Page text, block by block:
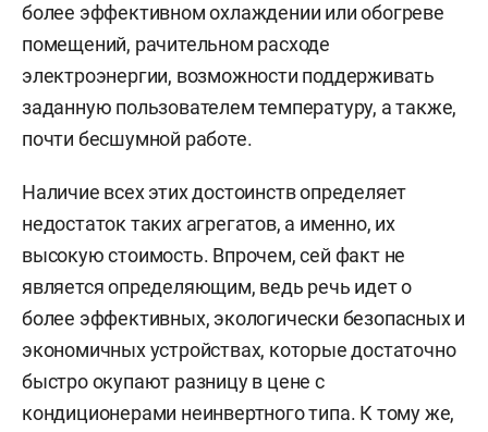
более эффективном охлаждении или обогреве
помещений, рачительном расходе
электроэнергии, возможности поддерживать
заданную пользователем температуру, а также,
почти бесшумной работе.
Наличие всех этих достоинств определяет
недостаток таких агрегатов, а именно, их
высокую стоимость. Впрочем, сей факт не
является определяющим, ведь речь идет о
более эффективных, экологически безопасных и
экономичных устройствах, которые достаточно
быстро окупают разницу в цене с
кондиционерами неинвертного типа. К тому же,